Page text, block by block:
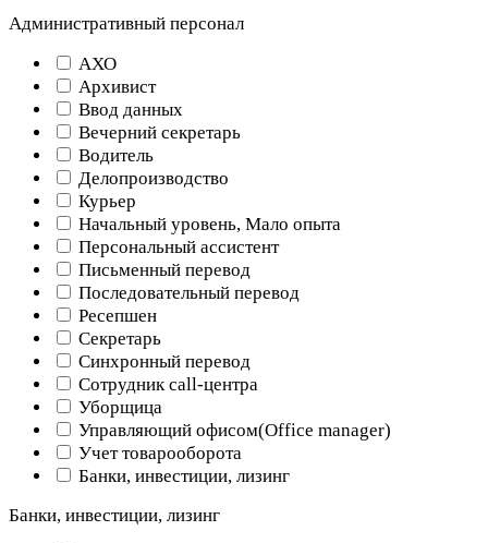
Административный персонал
АХО
Архивист
Ввод данных
Вечерний секретарь
Водитель
Делопроизводство
Курьер
Начальный уровень, Мало опыта
Персональный ассистент
Письменный перевод
Последовательный перевод
Ресепшен
Секретарь
Синхронный перевод
Сотрудник call-центра
Уборщица
Управляющий офисом(Оffice manager)
Учет товарооборота
Банки, инвестиции, лизинг
Банки, инвестиции, лизинг